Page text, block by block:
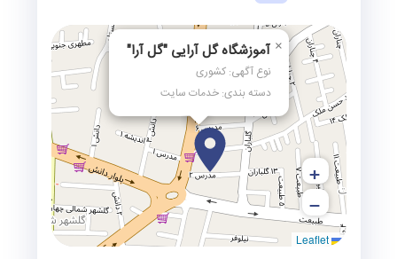
آموزشگاه گل‌ آرایی "گل‌ آرا"
نوع آگهی: کشوری
دسته بندی: خدمات سایت
×
+
−
Leaflet